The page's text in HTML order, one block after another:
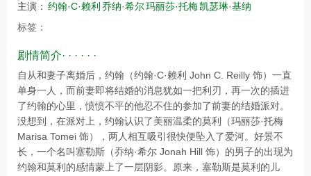
主演： 约翰·C·赖利 乔纳·希尔玛丽莎·托梅凯瑟琳·基纳
标签：
剧情简介· · · · · ·
自从和妻子离婚后，约翰（约翰·C·赖利 John C. Reilly 饰）一直
单身一人，而前妻即将结婚的消息犹如一把利刃，再一次的插进
了约翰的心里，愤愤不平的他忍不住的参加了前妻的结婚派对。
没想到，在派对上，约翰认识了美丽温柔的莫利（玛丽莎·托梅
Marisa Tomei 饰），两人相互吸引很快便坠入了爱河。好景不
长，一个名叫塞勒斯（乔纳·希尔 Jonah Hill 饰）的男子的出现为
约翰和莫利的感情蒙上了一层阴影。原来，塞勒斯是莫利的儿